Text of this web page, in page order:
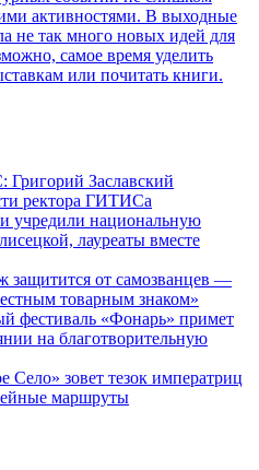
активностями. В выходные
не так много новых идей для
самое время уделить
или почитать книги.
Заславский
ректора ГИТИСа
учредили национальную
лауреаты вместе
защитится от самозванцев —
товарным знаком»
фестиваль «Фонарь» примет
на благотворительную
Село» зовет тезок императриц
маршруты